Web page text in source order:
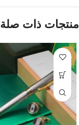
منتجات ذات صلة
-19%